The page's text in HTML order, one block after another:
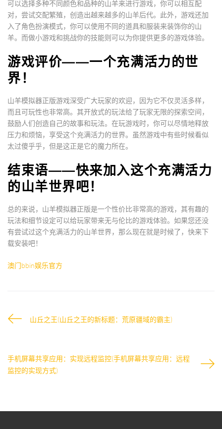
可以选择多种不同颜色和品种的山羊来进行游戏，你可以相互配
对，尝试交配繁殖，创造出越来越多的山羊后代。此外，游戏还加
入了角色扮演模式，你可以使用不同的道具和服装来装饰你的山
羊。而做小游戏和挑战你的技能则可以为你提供更多的游戏体验。
游戏评价——一个充满活力的世
界！
山羊模拟器正版游戏深受广大玩家的欢迎，因为它不仅灵活多样，
而且可玩性也非常高。其开放式的玩法给了玩家无限的探索空间，
鼓励人们创造自己的故事和玩法。在玩游戏时，你可以尽情地释放
压力和烦恼，享受这个充满活力的世界。虽然游戏中有些时候看似
太过傻乎乎，但是这正是它的魔力所在。
结束语——快来加入这个充满活力
的山羊世界吧！
总的来说，山羊模拟器正版是一个性价比非常高的游戏，其有趣的
玩法和细节设定可以给玩家带来无与伦比的游戏体验。如果您还没
有尝试过这个充满活力的山羊世界，那么现在就是时候了，快来下
载安装吧！
澳门bbin娱乐官方
山丘之王(山丘之王的新标题：荒原疆域的霸主)
手机屏幕共享应用：实现远程监控(手机屏幕共享应用：远程
监控的实现方式)